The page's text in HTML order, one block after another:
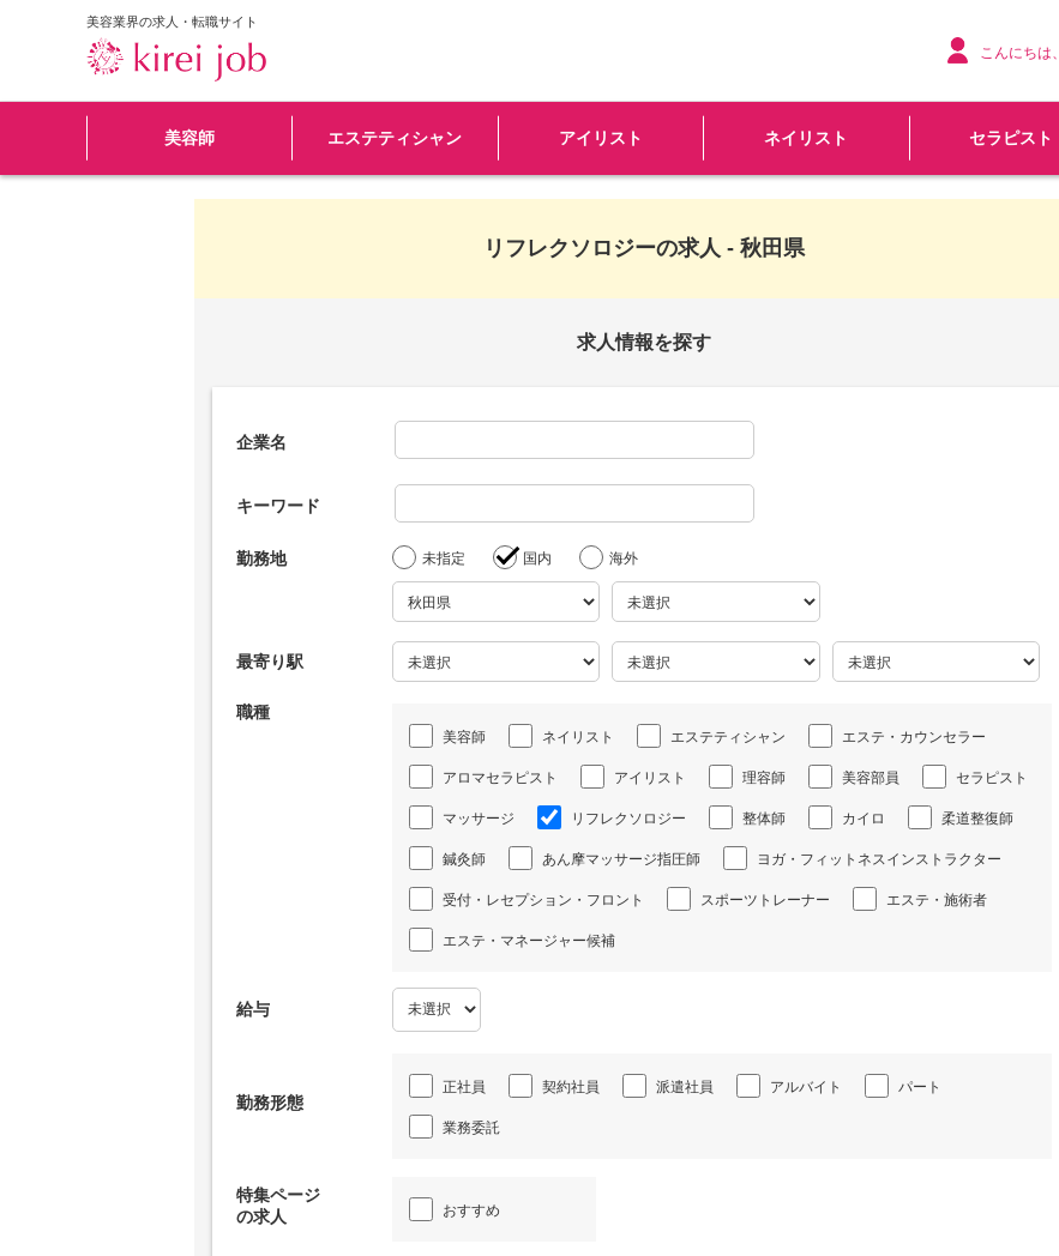
美容業界の求人・転職サイト
こんにちは、
美容師 エステティシャン アイリスト ネイリスト セラピスト
リフレクソロジーの求人 - 秋田県
求人情報を探す
企業名
キーワード
勤務地 未指定 国内 海外
最寄り駅
職種
美容師 ネイリスト エステティシャン エステ・カウンセラー
アロマセラピスト アイリスト 理容師 美容部員 セラピスト
マッサージ リフレクソロジー 整体師 カイロ 柔道整復師
鍼灸師 あん摩マッサージ指圧師 ヨガ・フィットネスインストラクター
受付・レセプション・フロント スポーツトレーナー エステ・施術者
エステ・マネージャー候補
給与
勤務形態
正社員 契約社員 派遣社員 アルバイト パート
業務委託
特集ページ
の求人
おすすめ